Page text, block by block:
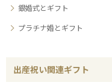
銀婚式とギフト
プラチナ婚とギフト
出産祝い関連ギフト